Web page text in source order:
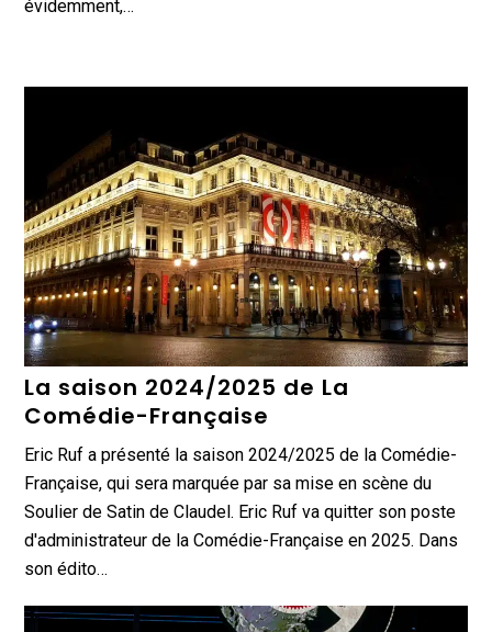
évidemment,…
La saison 2024/2025 de La
Comédie-Française
Eric Ruf a présenté la saison 2024/2025 de la Comédie-
Française, qui sera marquée par sa mise en scène du
Soulier de Satin de Claudel. Eric Ruf va quitter son poste
d'administrateur de la Comédie-Française en 2025. Dans
son édito…